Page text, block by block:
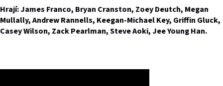
Hrají: James Franco, Bryan Cranston, Zoey Deutch, Megan
Mullally, Andrew Rannells, Keegan-Michael Key, Griffin Gluck,
Casey Wilson, Zack Pearlman, Steve Aoki, Jee Young Han.